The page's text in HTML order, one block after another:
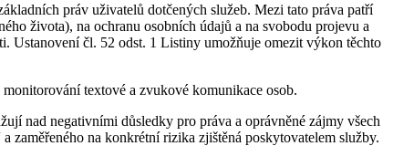
práv uživatelů dotčených služeb. Mezi tato práva patří
života), na ochranu osobních údajů a na svobodu projevu a
Ustanovení čl. 52 odst. 1 Listiny umožňuje omezit výkon těchto
textové a zvukové komunikace osob.
nad negativními důsledky pro práva a oprávněné zájmy všech
zaměřeného na konkrétní rizika zjištěná poskytovatelem služby.